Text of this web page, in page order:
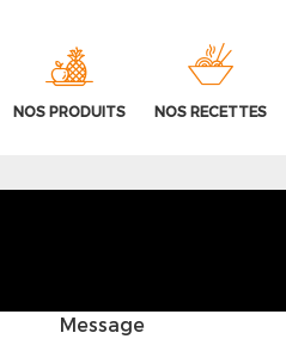
NOS PRODUITS NOS RECETTES
Message